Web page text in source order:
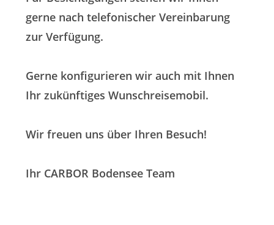
gerne nach telefonischer Vereinbarung
zur Verfügung.
Gerne konfigurieren wir auch mit Ihnen
Ihr zukünftiges Wunschreisemobil.
Wir freuen uns über Ihren Besuch!
Ihr CARBOR Bodensee Team